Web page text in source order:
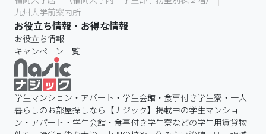
九州大学前案内所
お役立ち情報・お得な情報
お役立ち情報
キャンペーン一覧
学生マンション・アパート・学生会館・食事付き学生寮・一人
暮らしのお部屋探しなら【ナジック】掲載中の学生マンショ
ン・アパート・学生会館・食事付き学生寮などの学生用賃貸物